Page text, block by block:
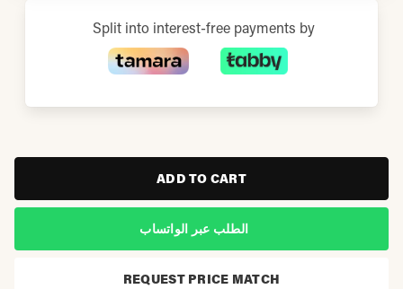
Split into interest-free payments by
ADD TO CART
الطلب عبر الواتساب
REQUEST PRICE MATCH